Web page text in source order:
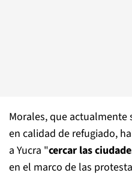
Morales, que actualmente
en calidad de refugiado,
a Yucra "cercar las
en el marco de las